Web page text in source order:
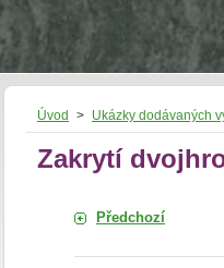
Úvod > Ukázky dodávaných
Zakrytí
Předchozí